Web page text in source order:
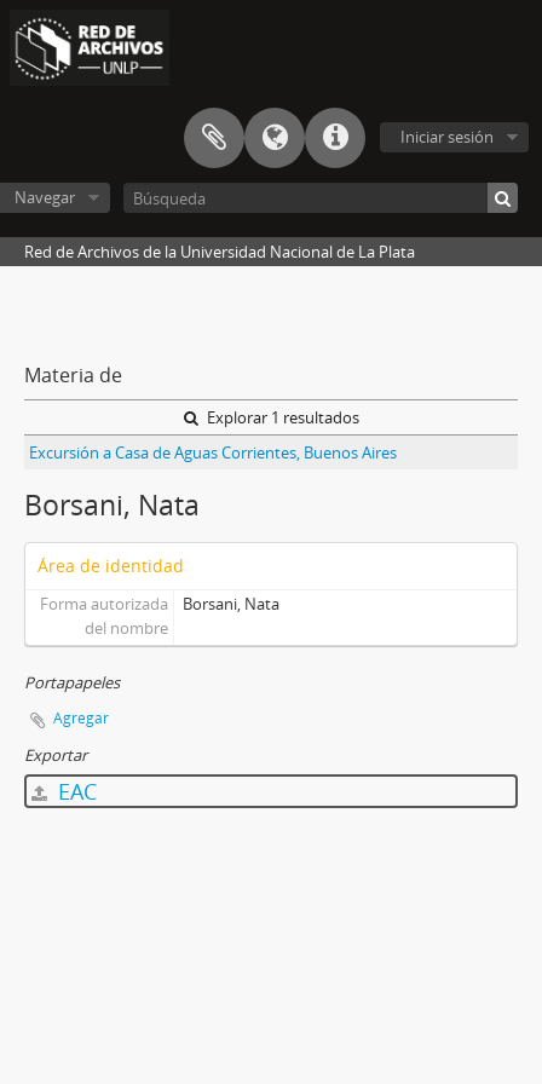
Iniciar sesión
Navegar
Red de Archivos de la Universidad Nacional de La Plata
Materia de
Explorar 1 resultados
Excursión a Casa de Aguas Corrientes, Buenos Aires
Borsani, Nata
Área de identidad
Forma autorizada
del nombre
Borsani, Nata
Portapapeles
Agregar
Exportar
EAC